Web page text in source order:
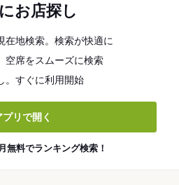
お店探し
在地検索。検索が快適に
空席をスムーズに検索
。すぐに利用開始
プリで開く
無料でランキング検索！